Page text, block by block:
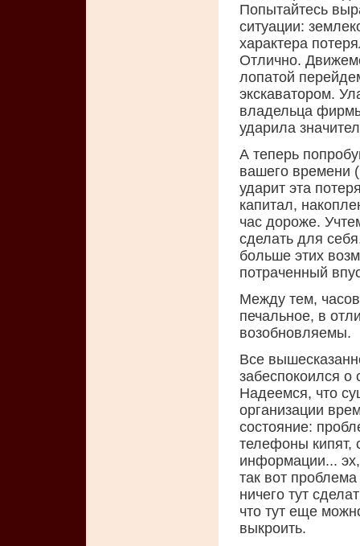
Попытайтесь
ситуации:
характера
Отлично.
лопатой
экскаватором.
владельца
ударила
А теперь
вашего времени
ударит эта
капитал,
час дороже.
сделать для
больше этих
потраченный
Между тем,
печальное, в
возобновляемы.
Все
забеспокоился о
Надеемся, что
организации
состояние:
телефоны кипят,
информации...
так вот
ничего тут
что тут еще
выкроить.